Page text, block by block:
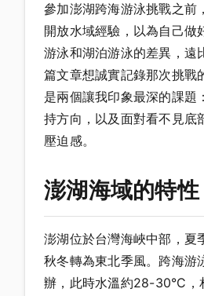
參加澎湖跨海游泳挑戰之前
開放水域經驗，以為自己做
游泳和湖泊游泳的差異，遠
篇文章想誠實記錄那次挑戰
是兩個讓我印象最深的課題
持方向，以及面對看不見底
壓迫感。
澎湖海域的特性
澎湖位於台灣海峽中部，夏
秋冬轉為東北季風。跨海游
辦，此時水溫約28-30°C，